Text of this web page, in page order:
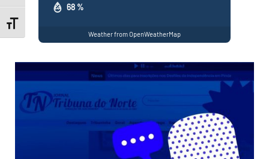
Toggle Font size
68 %
Weather from OpenWeatherMap